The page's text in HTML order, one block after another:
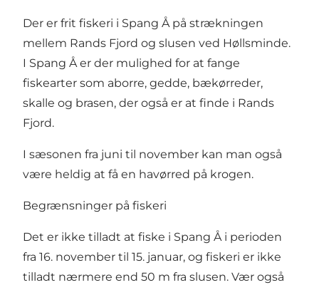
Der er frit fiskeri i Spang Å på strækningen
mellem Rands Fjord og slusen ved Høllsminde.
I Spang Å er der mulighed for at fange
fiskearter som aborre, gedde, bækørreder,
skalle og brasen, der også er at finde i Rands
Fjord.
I sæsonen fra juni til november kan man også
være heldig at få en havørred på krogen.
Begrænsninger på fiskeri
Det er ikke tilladt at fiske i Spang Å i perioden
fra 16. november til 15. januar, og fiskeri er ikke
tilladt nærmere end 50 m fra slusen. Vær også